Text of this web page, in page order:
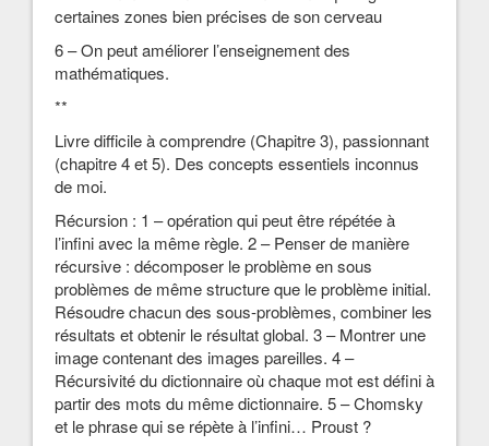
certaines zones bien précises de son cerveau
6 – On peut améliorer l’enseignement des
mathématiques.
**
Livre difficile à comprendre (Chapitre 3), passionnant
(chapitre 4 et 5). Des concepts essentiels inconnus
de moi.
Récursion : 1 – opération qui peut être répétée à
l’infini avec la même règle. 2 – Penser de manière
récursive : décomposer le problème en sous
problèmes de même structure que le problème initial.
Résoudre chacun des sous-problèmes, combiner les
résultats et obtenir le résultat global. 3 – Montrer une
image contenant des images pareilles. 4 –
Récursivité du dictionnaire où chaque mot est défini à
partir des mots du même dictionnaire. 5 – Chomsky
et le phrase qui se répète à l’infini… Proust ?